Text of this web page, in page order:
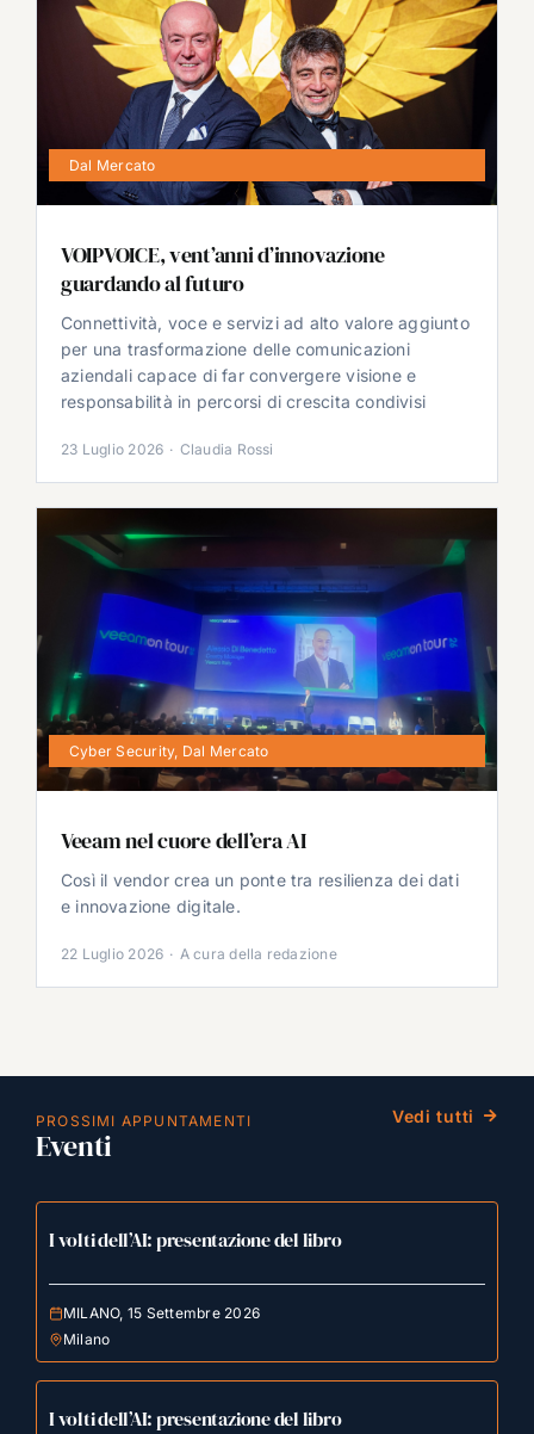
Dal Mercato
VOIPVOICE, vent’anni d’innovazione
guardando al futuro
Connettività, voce e servizi ad alto valore aggiunto
per una trasformazione delle comunicazioni
aziendali capace di far convergere visione e
responsabilità in percorsi di crescita condivisi
23 Luglio 2026 · Claudia Rossi
Cyber Security, Dal Mercato
Veeam nel cuore dell’era AI
Così il vendor crea un ponte tra resilienza dei dati
e innovazione digitale.
22 Luglio 2026 · A cura della redazione
PROSSIMI APPUNTAMENTI
Eventi
Vedi tutti
I volti dell’AI: presentazione del libro
MILANO, 15 Settembre 2026
Milano
I volti dell’AI: presentazione del libro